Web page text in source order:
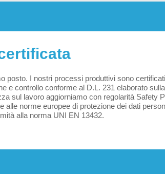
posto. I nostri processi produttivi sono
e controllo conforme al D.L. 231 elaborato
sul lavoro aggiorniamo con regolarità Safety
alle norme europee di protezione dei dati
alla norma UNI EN 13432.